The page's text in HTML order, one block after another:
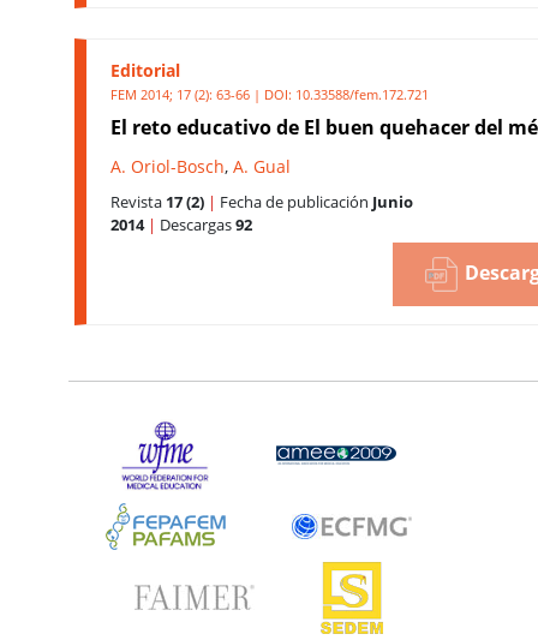
Editorial
FEM 2014; 17 (2): 63-66 | DOI: 10.33588/fem.172.721
El reto educativo de El buen quehacer del
A. Oriol-Bosch, A. Gual
Revista 17 (2) | Fecha de publicación Junio
2014 | Descargas92